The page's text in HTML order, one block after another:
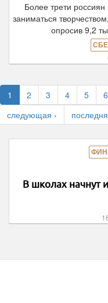
Более трети
заниматься
опросив 9,2
1 2 3 4 5 6
следующая ›
В школах начнут